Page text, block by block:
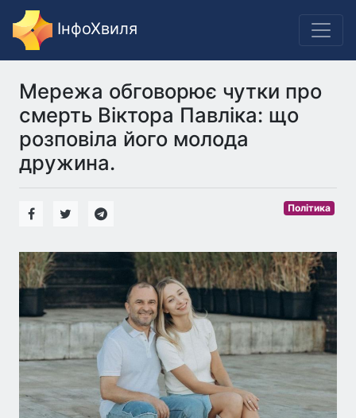
ІнфоХвиля
Мережа обговорює чутки про
смерть Віктора Павліка: що
розповіла його молода
дружина.
Політика